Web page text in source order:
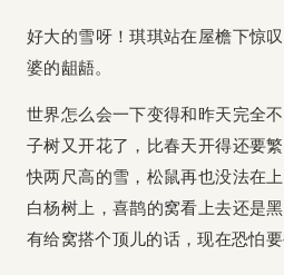
好大的雪呀！琪琪站在屋檐下惊
婆的龃龉。
世界怎么会一下变得和昨天完全
子树又开花了，比春天开得还要
快两尺高的雪，松鼠再也没法在
白杨树上，喜鹊的窝看上去还是
有给窝搭个顶儿的话，现在恐怕要